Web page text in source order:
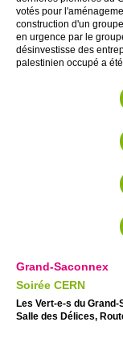
votés pour
construction d'un
en urgence par le
désinvestisse des
palestinien occupé a
Grand-Saconnex
Soirée CERN
Les Vert-e-s du
Salle des Délices,